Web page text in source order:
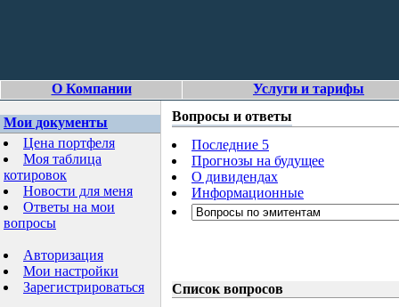
О Компании Услуги и тарифы
Мои документы
Цена портфеля
Моя таблица
котировок
Новости для меня
Ответы на мои
вопросы
Авторизация
Мои настройки
Зарегистрироваться
Вопросы и ответы
Последние 5
Прогнозы на будущее
О дивидендах
Информационные
Список вопросов